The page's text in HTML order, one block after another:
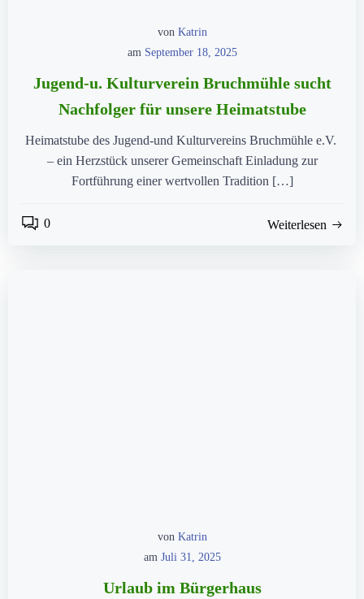
von Katrin
am September 18, 2025
Jugend-u. Kulturverein Bruchmühle sucht
Nachfolger für unsere Heimatstube
Heimatstube des Jugend-und Kulturvereins Bruchmühle e.V.
– ein Herzstück unserer Gemeinschaft Einladung zur
Fortführung einer wertvollen Tradition […]
0 Weiterlesen
von Katrin
am Juli 31, 2025
Urlaub im Bürgerhaus